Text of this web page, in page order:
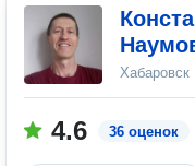
Хабаровск
4.6 36 оценок